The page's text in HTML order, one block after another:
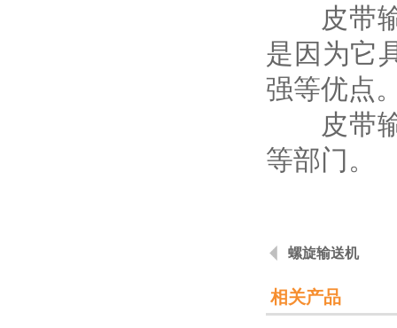
皮带输
是因为它
强等优点
皮带输
等部门。
螺旋输送机
相关产品